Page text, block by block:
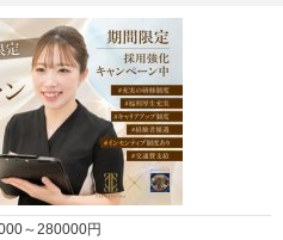
～280000円